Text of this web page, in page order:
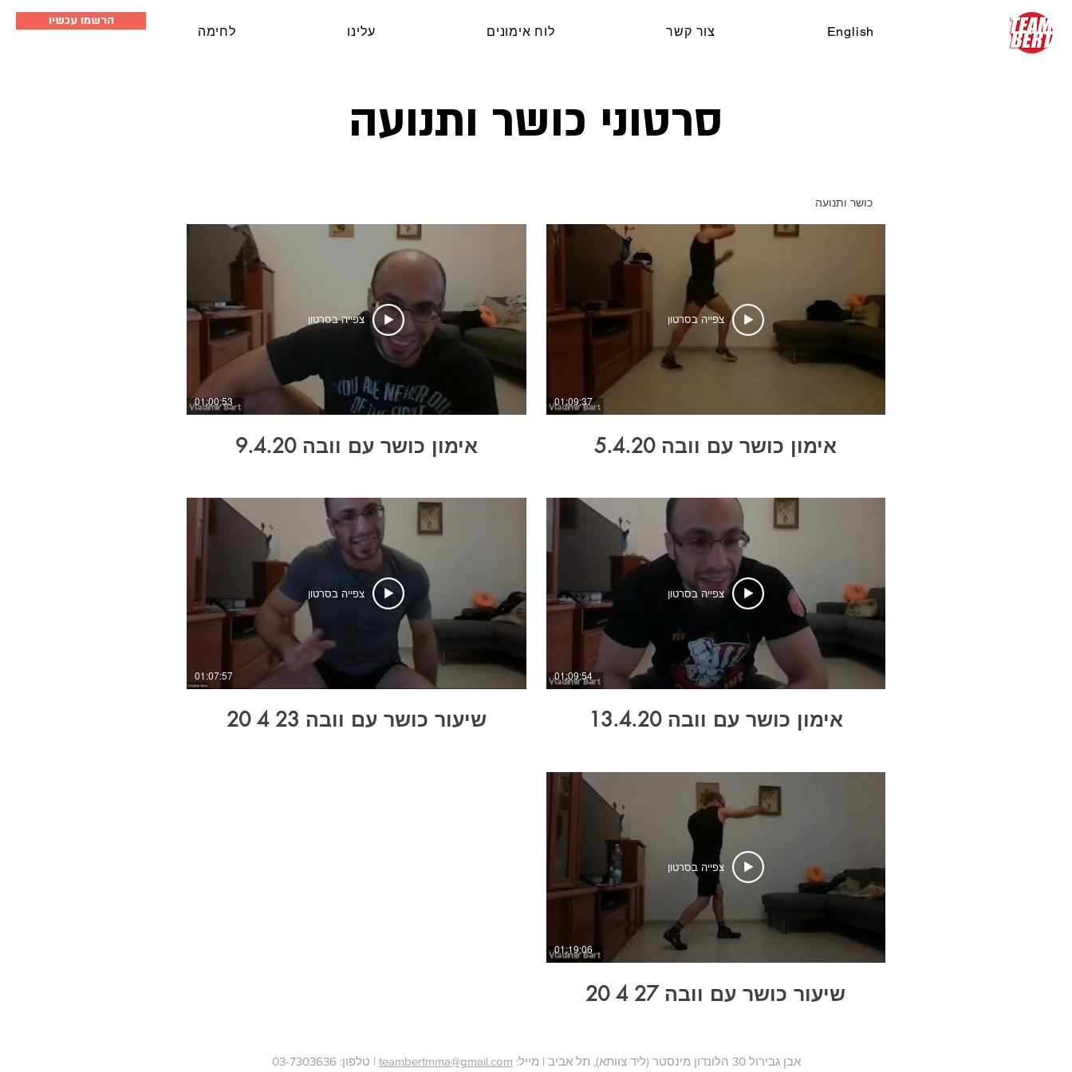
הרשמו עכשיו
לחימה עלינו לוח אימונים צור קשר English
סרטוני כושר ותנועה
כושר ותנועה
צפייה בסרטון
01:09:37
אימון כושר עם וובה 5.4.20
צפייה בסרטון
01:00:53
אימון כושר עם וובה 9.4.20
צפייה בסרטון
01:09:54
אימון כושר עם וובה 13.4.20
צפייה בסרטון
01:07:57
שיעור כושר עם וובה 23 4 20
צפייה בסרטון
01:19:06
שיעור כושר עם וובה 27 4 20
אבן גבירול 30 הלונדון מינסטר (ליד צוותא), תל אביב | מייל: teambertmma@gmail.com | טלפון: 03-7303636